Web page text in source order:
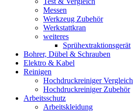
Messen
Werkzeug Zubehör
Werkstattkran
weiteres
Sprühextraktionsgerät
Bohrer, Dübel & Schrauben
Elektro & Kabel
Reinigen
Hochdruckreiniger Vergleich
Hochdruckreiniger Zubehör
Arbeitsschutz
Arbeitskleidung